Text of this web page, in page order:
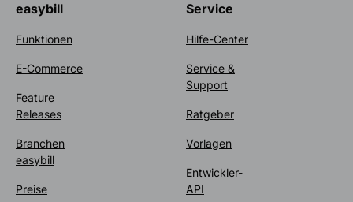
easybill
Funktionen
E-Commerce
Feature
Releases
Branchen
easybill
Preise
Service
Hilfe-Center
Service &
Support
Ratgeber
Vorlagen
Entwickler-
API